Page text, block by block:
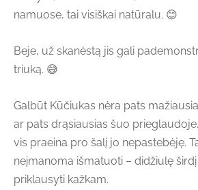
namuose, tai visiškai natūralu. 😊
Beje, už skanėstą jis gali
triuką. 😅
Galbūt Kūčiukas nėra pats
ar pats drąsiausias šuo
vis praeina pro šalį jo nepastebėję.
neįmanoma išmatuoti – didžiulę
priklausyti kažkam.